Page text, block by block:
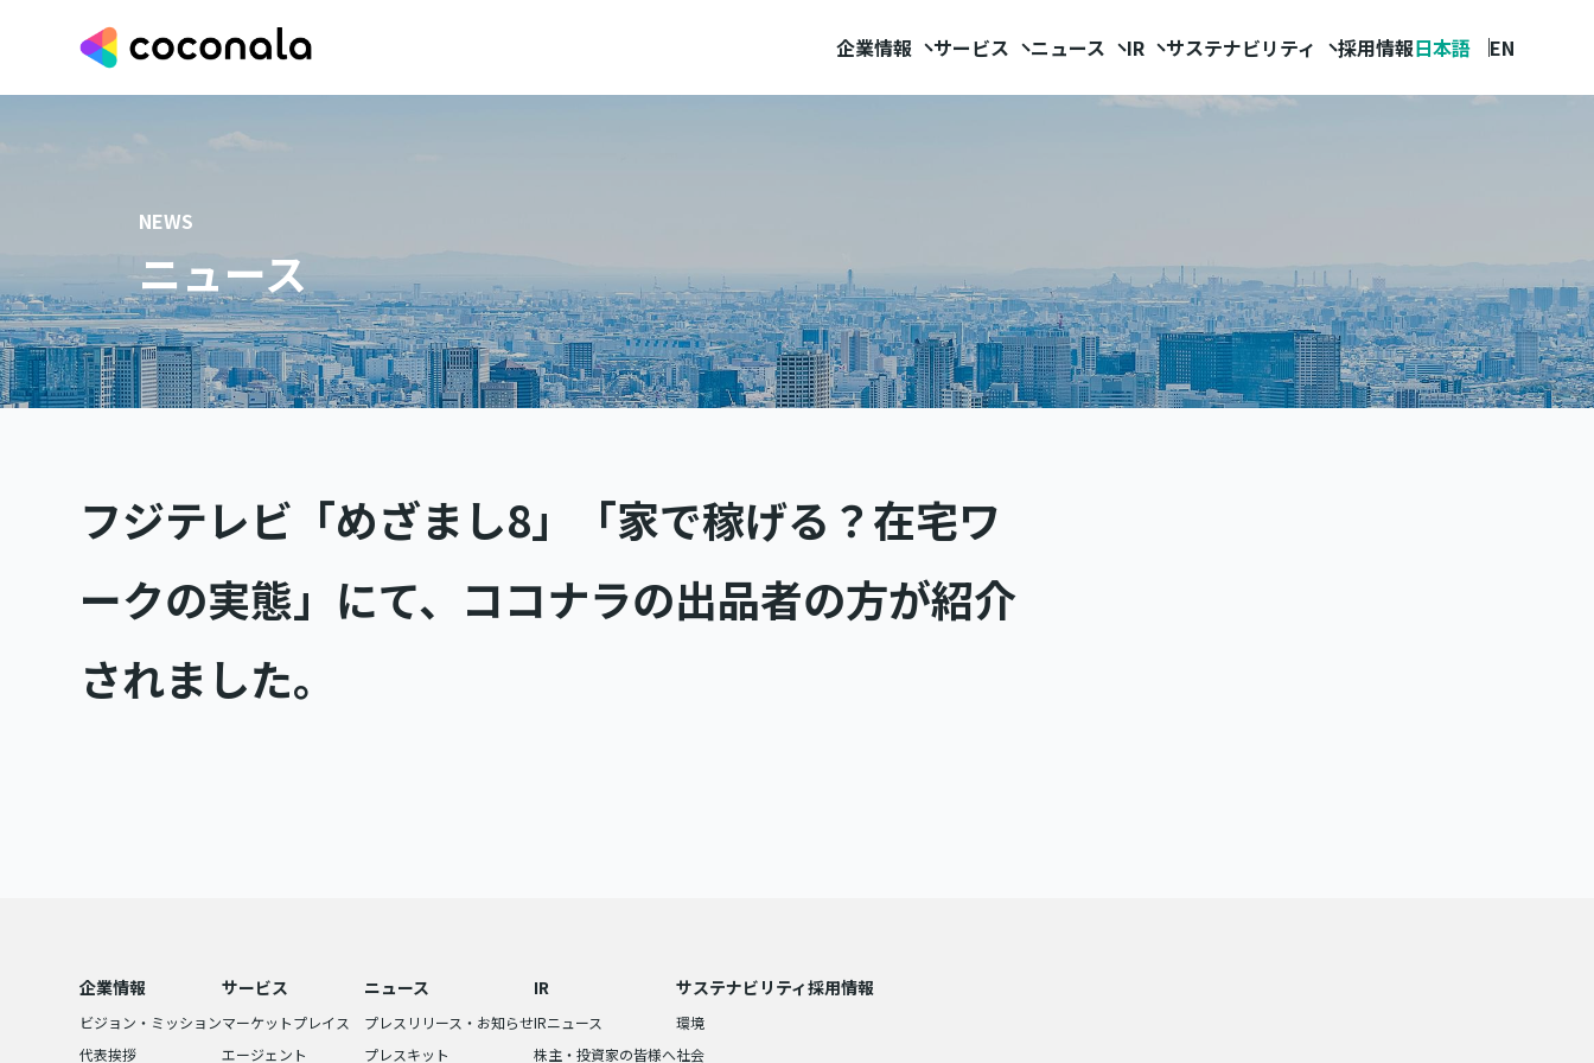
企業情報 サービス ニュース IR サステナビリティ 採用情報日本語 EN
NEWS
ニュース
フジテレビ「めざまし8」「家で稼げる？在宅ワ
ークの実態」にて、ココナラの出品者の方が紹介
されました。
企業情報
ビジョン・ミッション
代表挨拶
サービス
マーケットプレイス
エージェント
ニュース
プレスリリース・お知らせ
プレスキット
IR
IRニュース
株主・投資家の皆様へ
サステナビリティ
環境
社会
採用情報